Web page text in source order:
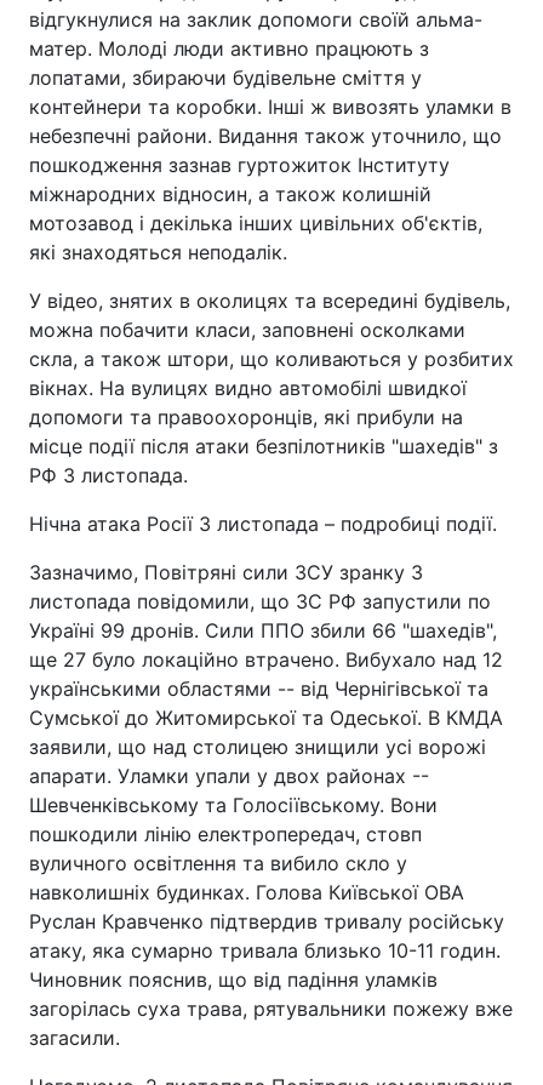
відгукнулися на заклик допомоги своїй альма-
матер. Молоді люди активно працюють з
лопатами, збираючи будівельне сміття у
контейнери та коробки. Інші ж вивозять уламки в
небезпечні райони. Видання також уточнило, що
пошкодження зазнав гуртожиток Інституту
міжнародних відносин, а також колишній
мотозавод і декілька інших цивільних об'єктів,
які знаходяться неподалік.
У відео, знятих в околицях та всередині будівель,
можна побачити класи, заповнені осколками
скла, а також штори, що коливаються у розбитих
вікнах. На вулицях видно автомобілі швидкої
допомоги та правоохоронців, які прибули на
місце події після атаки безпілотників "шахедів" з
РФ 3 листопада.
Нічна атака Росії 3 листопада – подробиці події.
Зазначимо, Повітряні сили ЗСУ зранку 3
листопада повідомили, що ЗС РФ запустили по
Україні 99 дронів. Сили ППО збили 66 "шахедів",
ще 27 було локаційно втрачено. Вибухало над 12
українськими областями -- від Чернігівської та
Сумської до Житомирської та Одеської. В КМДА
заявили, що над столицею знищили усі ворожі
апарати. Уламки упали у двох районах --
Шевченківському та Голосіївському. Вони
пошкодили лінію електропередач, стовп
вуличного освітлення та вибило скло у
навколишніх будинках. Голова Київської ОВА
Руслан Кравченко підтвердив тривалу російську
атаку, яка сумарно тривала близько 10-11 годин.
Чиновник пояснив, що від падіння уламків
загорілась суха трава, рятувальники пожежу вже
загасили.